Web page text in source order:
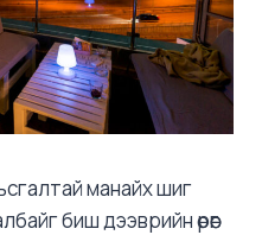
манайх шиг
биш дээврийн өрөөг